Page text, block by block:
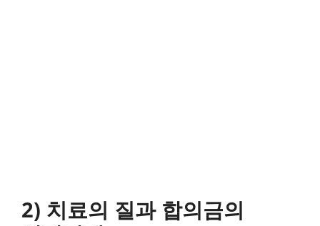
2) 치료의 질과 합의금의